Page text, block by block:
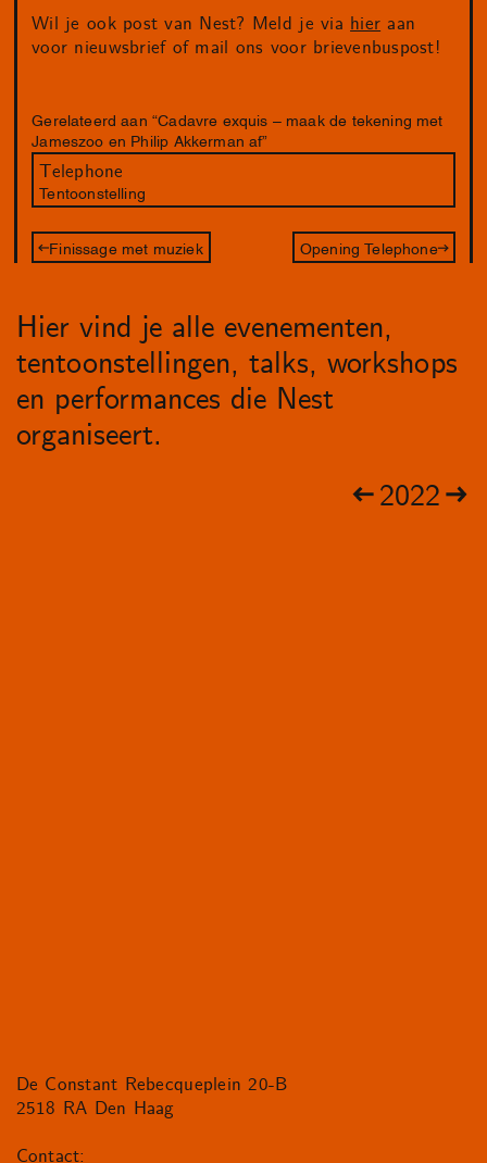
Wil je ook post van Nest? Meld je via hier aan
voor nieuwsbrief of mail ons voor brievenbuspost!
Gerelateerd aan “Cadavre exquis – maak de tekening met
Jameszoo en Philip Akkerman af”
Telephone
Tentoonstelling
Finissage met muziek Opening Telephone
Hier vind je alle evenementen,
tentoonstellingen, talks, workshops
en performances die Nest
organiseert.
2022
De Constant Rebecqueplein 20-B
2518 RA Den Haag
Contact: